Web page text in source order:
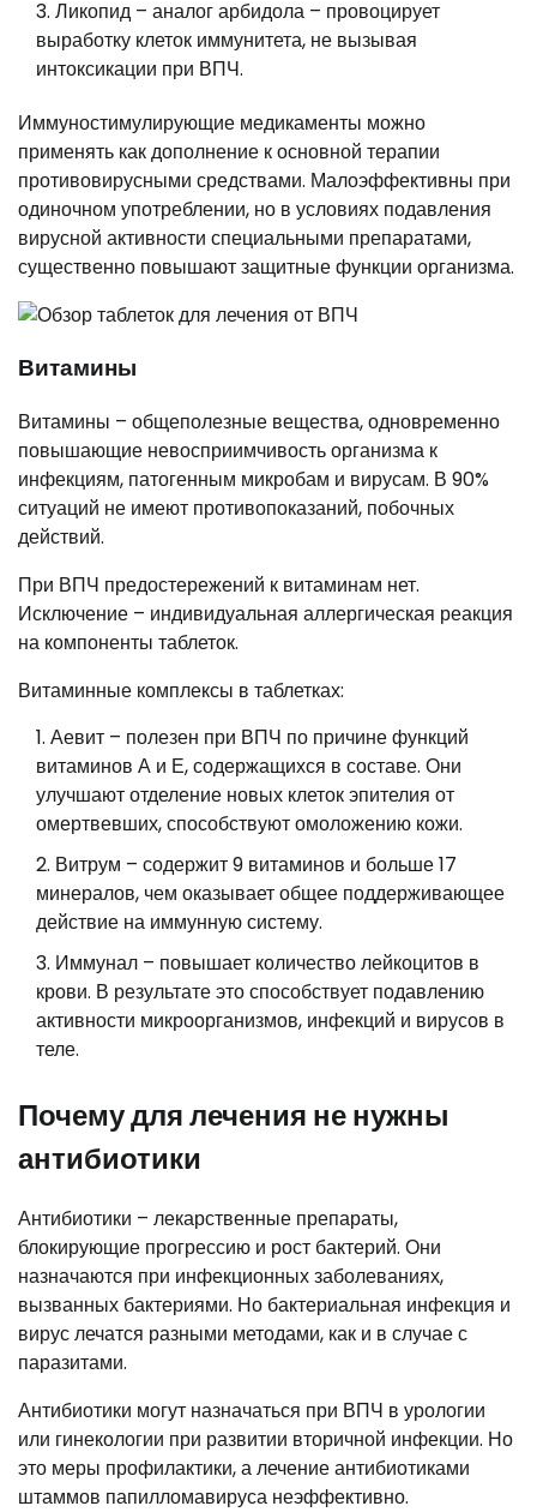
Ликопид – аналог арбидола – провоцирует
выработку клеток иммунитета, не вызывая
интоксикации при ВПЧ.
Иммуностимулирующие медикаменты можно
применять как дополнение к основной терапии
противовирусными средствами. Малоэффективны при
одиночном употреблении, но в условиях подавления
вирусной активности специальными препаратами,
существенно повышают защитные функции организма.
Витамины
Витамины – общеполезные вещества, одновременно
повышающие невосприимчивость организма к
инфекциям, патогенным микробам и вирусам. В 90%
ситуаций не имеют противопоказаний, побочных
действий.
При ВПЧ предостережений к витаминам нет.
Исключение – индивидуальная аллергическая реакция
на компоненты таблеток.
Витаминные комплексы в таблетках:
Аевит – полезен при ВПЧ по причине функций
витаминов А и Е, содержащихся в составе. Они
улучшают отделение новых клеток эпителия от
омертвевших, способствуют омоложению кожи.
Витрум – содержит 9 витаминов и больше 17
минералов, чем оказывает общее поддерживающее
действие на иммунную систему.
Иммунал – повышает количество лейкоцитов в
крови. В результате это способствует подавлению
активности микроорганизмов, инфекций и вирусов в
теле.
Почему для лечения не нужны
антибиотики
Антибиотики – лекарственные препараты,
блокирующие прогрессию и рост бактерий. Они
назначаются при инфекционных заболеваниях,
вызванных бактериями. Но бактериальная инфекция и
вирус лечатся разными методами, как и в случае с
паразитами.
Антибиотики могут назначаться при ВПЧ в урологии
или гинекологии при развитии вторичной инфекции. Но
это меры профилактики, а лечение антибиотиками
штаммов папилломавируса неэффективно.